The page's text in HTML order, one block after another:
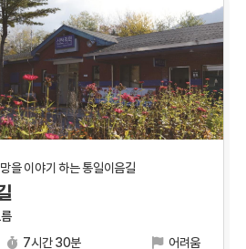
을 이야기 하는 통일이음길
7시간 30분 어려움